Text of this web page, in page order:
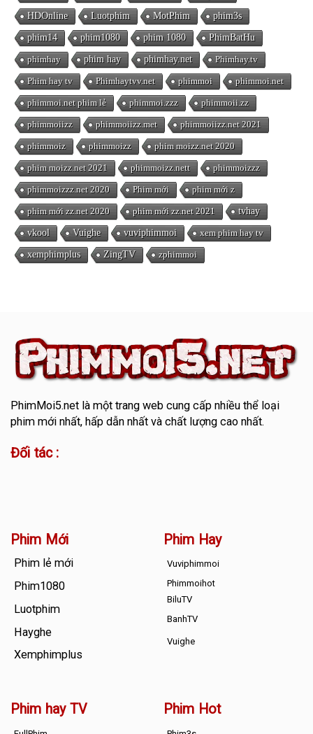
HDOnline Luotphim MotPhim phim3s
phim14 phim1080 phim 1080 PhimBatHu
phimhay phim hay phimhay.net Phimhay.tv
Phim hay tv Phimhaytvv.net phimmoi phimmoi.net
phimmoi.net phim lẻ phimmoi.zzz phimmoii.zz
phimmoiizz phimmoiizz.met phimmoiizz.net 2021
phimmoiz phimmoizz phim moizz.net 2020
phim moizz.net 2021 phimmoizz.nett phimmoizzz
phimmoizzz.net 2020 Phim mới phim mới z
phim mới zz.net 2020 phim mới zz.net 2021 tvhay
vkool Vuighe vuviphimmoi xem phim hay tv
xemphimplus ZingTV zphimmoi
PhimMoi5.netlà một trang web cung cấp nhiều thể loại
phim mới nhất, hấp dẫn nhất và chất lượng cao nhất.
Đối tác :
Phim Mới
Phim lẻ mới
Phim1080
Luotphim
Hayghe
Xemphimplus
Phim Hay
Vuviphimmoi
Phimmoihot
BiluTV
BanhTV
Vuighe
Phim hay TV Phim Hot